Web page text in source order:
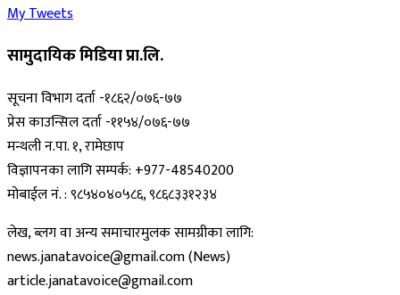
My Tweets
सामुदायिक मिडिया प्रा.लि.
सूचना विभाग दर्ता -१८६२/०७६-७७
प्रेस काउन्सिल दर्ता -११५४/०७६-७७
मन्थली न.पा. १, रामेछाप
विज्ञापनका लागि सम्पर्क: +977-48540200
मोबाईल नं. : ९८५४०४०५८६, ९८६८३३१२३४
लेख, ब्लग वा अन्य समाचारमुलक सामग्रीका लागि:
news.janatavoice@gmail.com (News)
article.janatavoice@gmail.com